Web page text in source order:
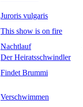
Juroris vulgaris
This show is on fire
Nachtlauf
Der Heiratsschwindler
Findet Brummi
Verschwimmen